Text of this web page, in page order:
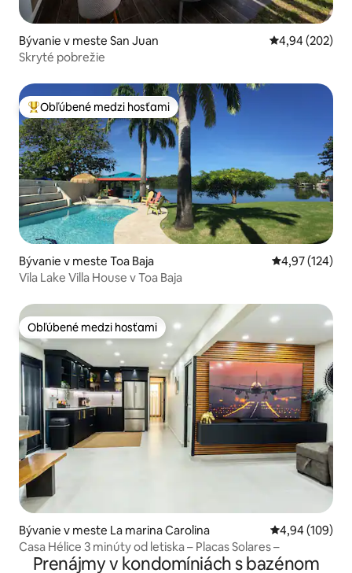
Bývanie v meste San Juan Priemerné
4,94 (202)
Skryté pobrežie
Najobľúbenejšie medzi hosťami
Obľúbené medzi hosťami
Bývanie v meste Toa Baja Priemerné
4,97 (124)
Vila Lake Villa House v Toa Baja
Obľúbené medzi hosťami
Obľúbené medzi hosťami
Bývanie v meste La marina Carolina Priemerné
4,94 (109)
Casa Hélice 3 minúty od letiska – Placas Solares –
Prenájmy v kondomíniách s bazénom